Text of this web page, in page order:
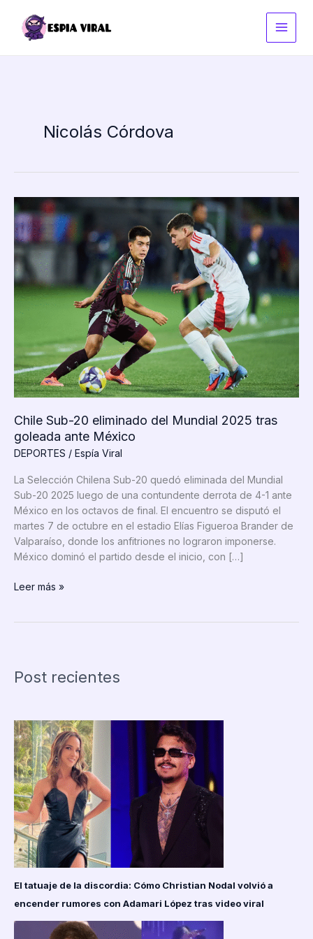
contenido
Nicolás Córdova
Chile Sub-20 eliminado del Mundial 2025 tras
goleada ante México
DEPORTES / Espía Viral
La Selección Chilena Sub-20 quedó eliminada del Mundial
Sub-20 2025 luego de una contundente derrota de 4-1 ante
México en los octavos de final. El encuentro se disputó el
martes 7 de octubre en el estadio Elías Figueroa Brander de
Valparaíso, donde los anfitriones no lograron imponerse.
México dominó el partido desde el inicio, con […]
Chile
2025
ante
México
Leer más »
Post recientes
El tatuaje de la discordia: Cómo Christian Nodal volvió a
encender rumores con Adamari López tras video viral